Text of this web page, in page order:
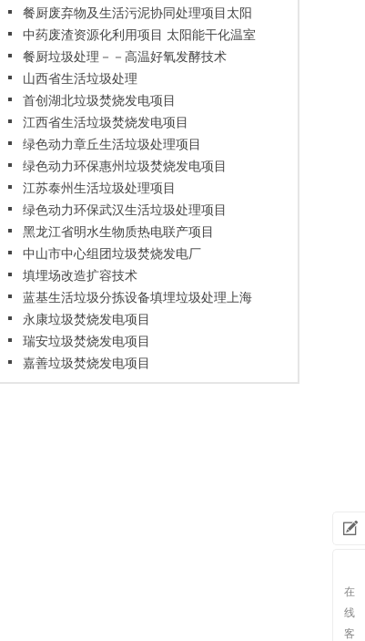
餐厨废弃物及生活污泥协同处理项目太阳
能干化暖房
中药废渣资源化利用项目 太阳能干化温室
系统
餐厨垃圾处理－－高温好氧发酵技术
山西省生活垃圾处理
首创湖北垃圾焚烧发电项目
江西省生活垃圾焚烧发电项目
绿色动力章丘生活垃圾处理项目
绿色动力环保惠州垃圾焚烧发电项目
江苏泰州生活垃圾处理项目
绿色动力环保武汉生活垃圾处理项目
黑龙江省明水生物质热电联产项目
中山市中心组团垃圾焚烧发电厂
填埋场改造扩容技术
蓝基生活垃圾分拣设备填埋垃圾处理上海
现场效果好
永康垃圾焚烧发电项目
瑞安垃圾焚烧发电项目
嘉善垃圾焚烧发电项目
发布
在
线
客